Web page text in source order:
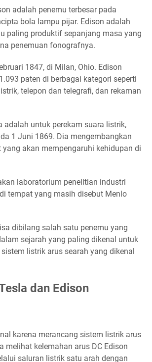
adalah penemu terbesar pada
bola lampu pijar. Edison adalah
paling produktif sepanjang masa yang
penemuan fonografnya.
1847, di Milan, Ohio. Edison
paten di berbagai kategori seperti
telepon dan telegrafi, dan rekaman
adalah untuk perekam suara listrik,
1 Juni 1869. Dia mengembangkan
yang akan mempengaruhi kehidupan di
laboratorium penelitian industri
tempat yang masih disebut Menlo
dibilang salah satu penemu yang
sejarah yang paling dikenal untuk
listrik arus searah yang dikenal
dan Edison
karena merancang sistem listrik arus
melihat kelemahan arus DC Edison
saluran listrik satu arah dengan